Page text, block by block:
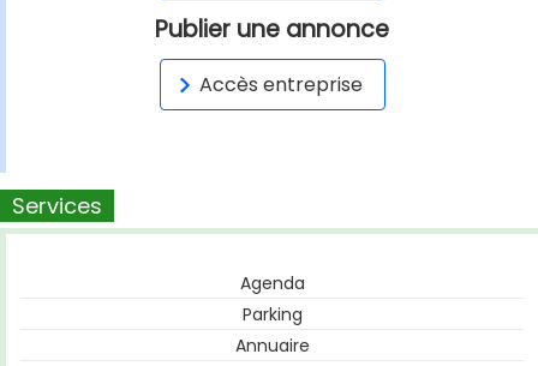
Publier une annonce
Accès entreprise
Services
Agenda
Parking
Annuaire